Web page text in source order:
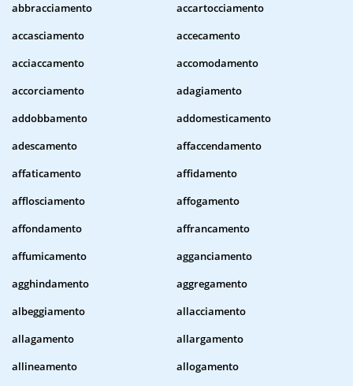
abbracciamento
accartocciamento
accasciamento
accecamento
acciaccamento
accomodamento
accorciamento
adagiamento
addobbamento
addomesticamento
adescamento
affaccendamento
affaticamento
affidamento
afflosciamento
affogamento
affondamento
affrancamento
affumicamento
agganciamento
agghindamento
aggregamento
albeggiamento
allacciamento
allagamento
allargamento
allineamento
allogamento